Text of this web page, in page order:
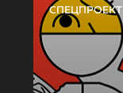
СПЕЦПРОЕКТ